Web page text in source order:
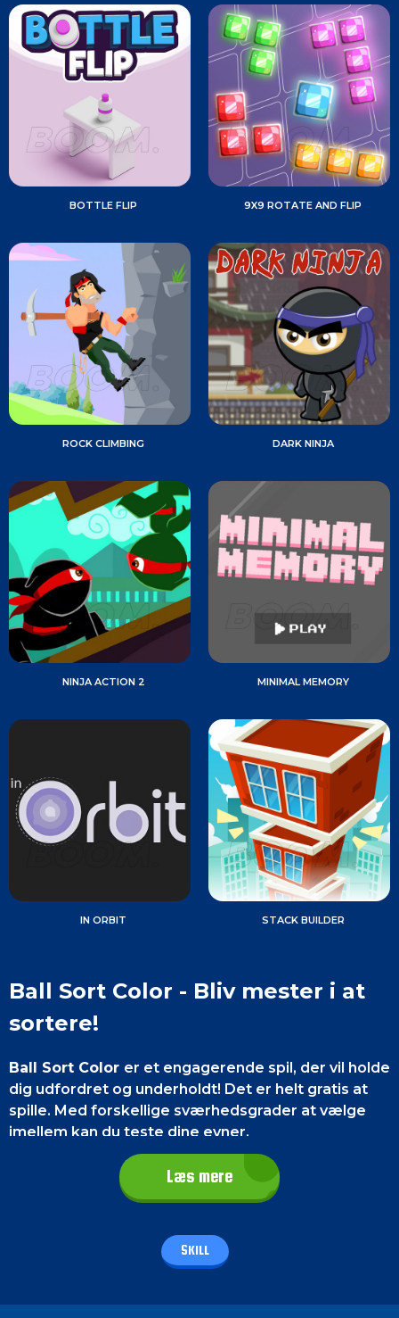
BOTTLE FLIP 9X9 ROTATE AND FLIP
ROCK CLIMBING DARK NINJA
NINJA ACTION 2 MINIMAL MEMORY
IN ORBIT STACK BUILDER
Ball Sort Color - Bliv mester i at
sortere!
Ball Sort Color er et engagerende spil, der vil holde
dig udfordret og underholdt! Det er helt gratis at
spille. Med forskellige sværhedsgrader at vælge
imellem kan du teste dine evner.
Nyd timevis af sjov
med dette enkle puslespil,
som vil hjælpe dig med at skærpe dine reflekser.
Læs mere
SKILL